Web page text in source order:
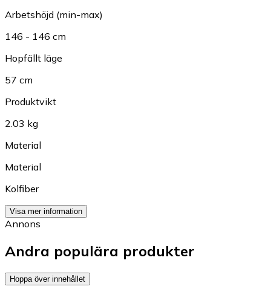
Arbetshöjd (min-max)
146 - 146 cm
Hopfällt läge
57 cm
Produktvikt
2.03 kg
Material
Material
Kolfiber
Visa mer information
Annons
Andra populära produkter
Hoppa över innehållet